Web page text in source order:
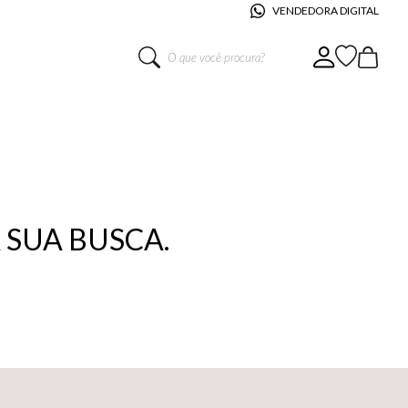
VENDEDORA DIGITAL
O que você procura?
BUSCA.